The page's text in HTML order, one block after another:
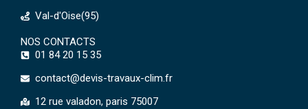
Val-d'Oise(95)
NOS CONTACTS
01 84 20 15 35
contact@devis-travaux-clim.fr
12 rue valadon, paris 75007